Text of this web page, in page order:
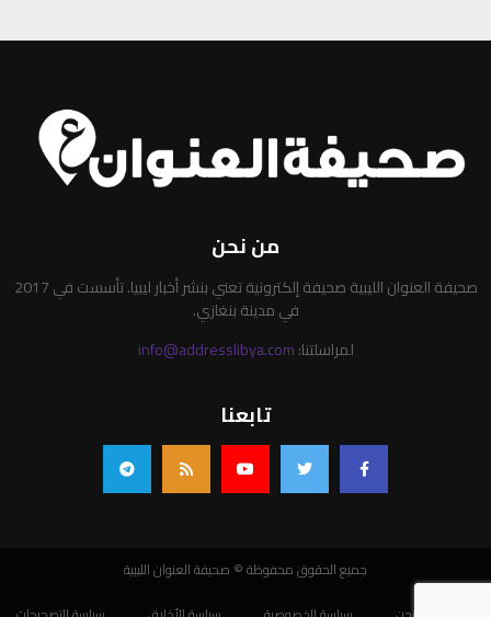
من نحن
صحيفة العنوان الليبية صحيفة إلكترونية تعني بنشر أخبار ليبيا. تأسست في 2017
في مدينة بنغازي.
لمراسلتنا:info@addresslibya.com
تابعنا
جميع الحقوق محفوظة © صحيفة العنوان الليبية